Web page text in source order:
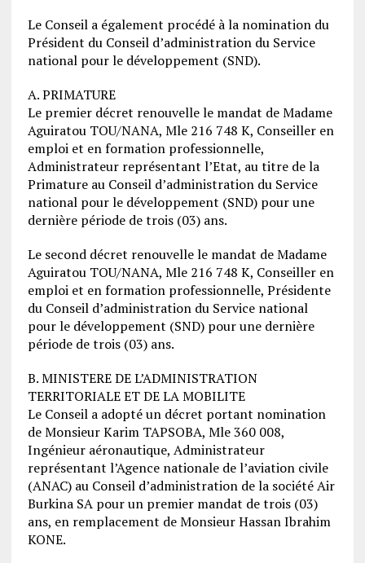
Le Conseil a également procédé à la nomination du
Président du Conseil d’administration du Service
national pour le développement (SND).
A. PRIMATURE
Le premier décret renouvelle le mandat de Madame
Aguiratou TOU/NANA, Mle 216 748 K, Conseiller en
emploi et en formation professionnelle,
Administrateur représentant l’Etat, au titre de la
Primature au Conseil d’administration du Service
national pour le développement (SND) pour une
dernière période de trois (03) ans.
Le second décret renouvelle le mandat de Madame
Aguiratou TOU/NANA, Mle 216 748 K, Conseiller en
emploi et en formation professionnelle, Présidente
du Conseil d’administration du Service national
pour le développement (SND) pour une dernière
période de trois (03) ans.
B. MINISTERE DE L’ADMINISTRATION
TERRITORIALE ET DE LA MOBILITE
Le Conseil a adopté un décret portant nomination
de Monsieur Karim TAPSOBA, Mle 360 008,
Ingénieur aéronautique, Administrateur
représentant l’Agence nationale de l’aviation civile
(ANAC) au Conseil d’administration de la société Air
Burkina SA pour un premier mandat de trois (03)
ans, en remplacement de Monsieur Hassan Ibrahim
KONE.